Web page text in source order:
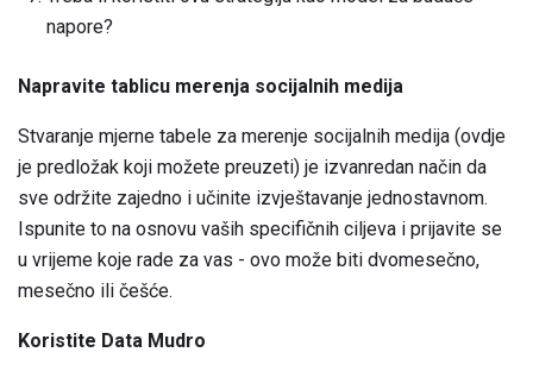
napore?
Napravite tablicu merenja socijalnih medija
Stvaranje mjerne tabele za merenje socijalnih medija (ovdje
je predložak koji možete preuzeti) je izvanredan način da
sve održite zajedno i učinite izvještavanje jednostavnom.
Ispunite to na osnovu vaših specifičnih ciljeva i prijavite se
u vrijeme koje rade za vas - ovo može biti dvomesečno,
mesečno ili češće.
Koristite Data Mudro